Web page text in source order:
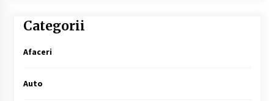
Categorii
Afaceri
Auto